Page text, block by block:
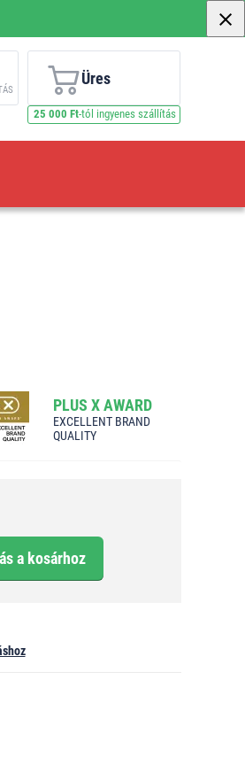
Üres
25 000 Ft-tól ingyenes szállítás
PLUS X AWARD
EXCELLENT BRAND
QUALITY
a kosárhoz